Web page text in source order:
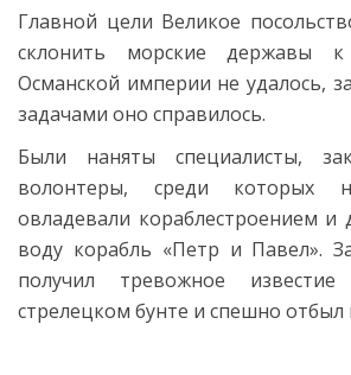
Главной цели Великое
склонить морские державы
Османской империи не удалось,
задачами оно справилось.
Были наняты специалисты,
волонтеры, среди которых
овладевали кораблестроением и
воду корабль «Петр и Павел».
получил тревожное
стрелецком бунте и спешно отбыл